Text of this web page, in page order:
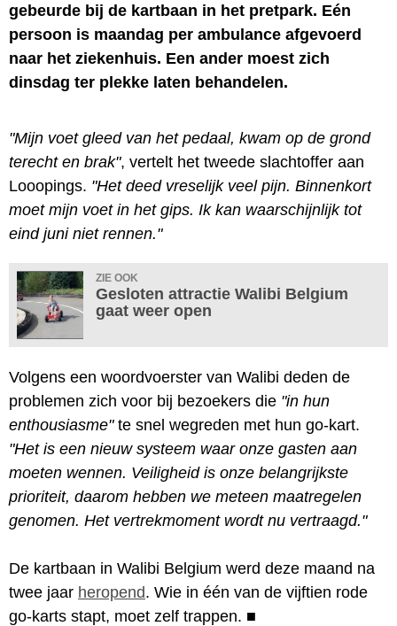
gebeurde bij de kartbaan in het pretpark. Eén
persoon is maandag per ambulance afgevoerd
naar het ziekenhuis. Een ander moest zich
dinsdag ter plekke laten behandelen.
"Mijn voet gleed van het pedaal, kwam op de grond
terecht en brak", vertelt het tweede slachtoffer aan
Looopings. "Het deed vreselijk veel pijn. Binnenkort
moet mijn voet in het gips. Ik kan waarschijnlijk tot
eind juni niet rennen."
ZIE OOK
Gesloten attractie Walibi Belgium
gaat weer open
Volgens een woordvoerster van Walibi deden de
problemen zich voor bij bezoekers die "in hun
enthousiasme"te snel wegreden met hun go-kart.
"Het is een nieuw systeem waar onze gasten aan
moeten wennen. Veiligheid is onze belangrijkste
prioriteit, daarom hebben we meteen maatregelen
genomen. Het vertrekmoment wordt nu vertraagd."
De kartbaan in Walibi Belgium werd deze maand na
twee jaar heropend. Wie in één van de vijftien rode
go-karts stapt, moet zelf trappen. ■